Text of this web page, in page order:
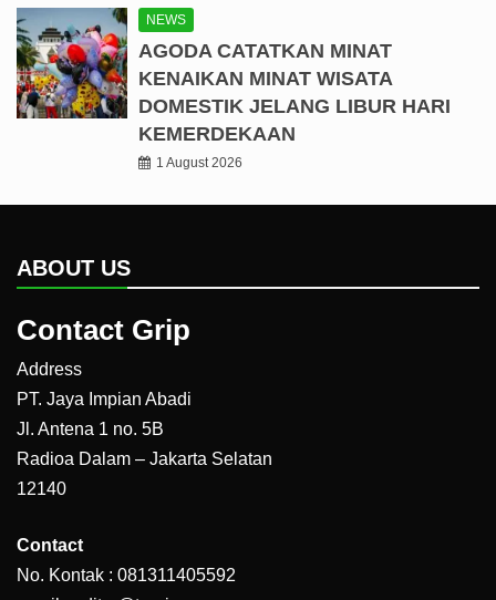
NEWS
AGODA CATATKAN MINAT
KENAIKAN MINAT WISATA
DOMESTIK JELANG LIBUR HARI
KEMERDEKAAN
1 August 2026
ABOUT US
Contact Grip
Address
PT. Jaya Impian Abadi
Jl. Antena 1 no. 5B
Radioa Dalam – Jakarta Selatan
12140
Contact
No. Kontak : 081311405592